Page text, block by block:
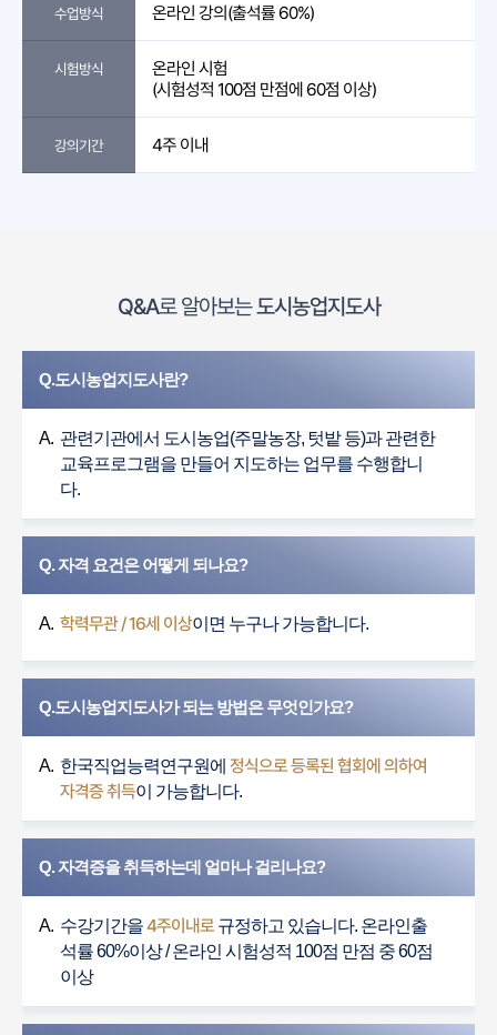
수업방식 온라인 강의(출석률 60%)
시험방식
온라인 시험
(시험성적 100점 만점에 60점 이상)
강의기간 4주 이내
Q&A로 알아보는도시농업지도사
Q.도시농업지도사란?
A. 관련기관에서 도시농업(주말농장, 텃밭 등)과 관련한
교육프로그램을 만들어 지도하는 업무를 수행합니
다.
Q. 자격 요건은 어떻게 되나요?
A. 학력무관 / 16세 이상이면 누구나 가능합니다.
Q.도시농업지도사가 되는 방법은 무엇인가요?
A. 한국직업능력연구원에 정식으로 등록된 협회에 의하여
자격증 취득이 가능합니다.
Q. 자격증을 취득하는데 얼마나 걸리나요?
A. 수강기간을4주이내로규정하고 있습니다. 온라인출
석률 60%이상 / 온라인 시험성적 100점 만점 중 60점
이상